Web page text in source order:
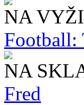
NA
Football:
NA
Fred